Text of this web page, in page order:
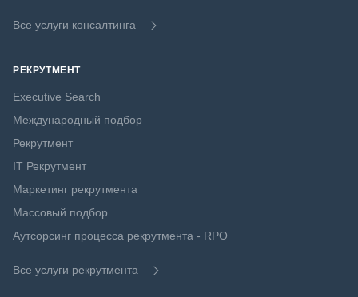
Все услуги консалтинга
РЕКРУТМЕНТ
Executive Search
Международный подбор
Рекрутмент
IT Рекрутмент
Маркетинг рекрутмента
Массовый подбор
Аутсорсинг процесса рекрутмента - RPO
Все услуги рекрутмента